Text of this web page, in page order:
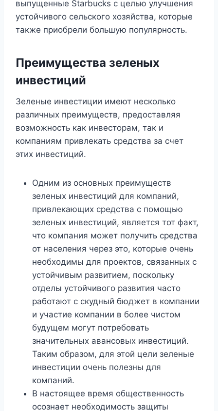
выпущенные Starbucks с целью улучшения
устойчивого сельского хозяйства, которые
также приобрели большую популярность.
Преимущества зеленых
инвестиций
Зеленые инвестиции имеют несколько
различных преимуществ, предоставляя
возможность как инвесторам, так и
компаниям привлекать средства за счет
этих инвестиций.
Одним из основных преимуществ
зеленых инвестиций для компаний,
привлекающих средства с помощью
зеленых инвестиций, является тот факт,
что компания может получить средства
от населения через это, которые очень
необходимы для проектов, связанных с
устойчивым развитием, поскольку
отделы устойчивого развития часто
работают с скудный бюджет в компании
и участие компании в более чистом
будущем могут потребовать
значительных авансовых инвестиций.
Таким образом, для этой цели зеленые
инвестиции очень полезны для
компаний.
В настоящее время общественность
осознает необходимость защиты